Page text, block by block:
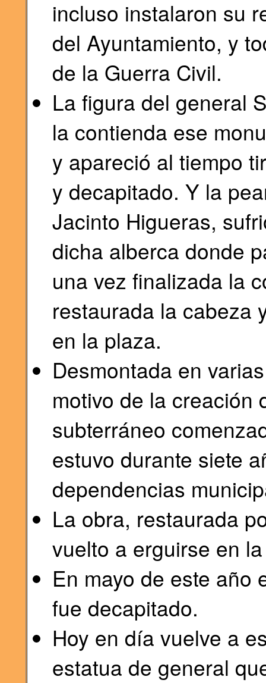
incluso instalaron su
del Ayuntamiento, y
de la Guerra Civil.
La figura del general
la contienda ese
y apareció al tiempo
y decapitado. Y la
Jacinto Higueras,
dicha alberca donde
una vez finalizada la
restaurada la cabeza
en la plaza.
Desmontada en
motivo de la creación
subterráneo
estuvo durante siete
dependencias
La obra, restaurada
vuelto a erguirse en
En mayo de este año
fue decapitado.
Hoy en día vuelve a
estatua de general